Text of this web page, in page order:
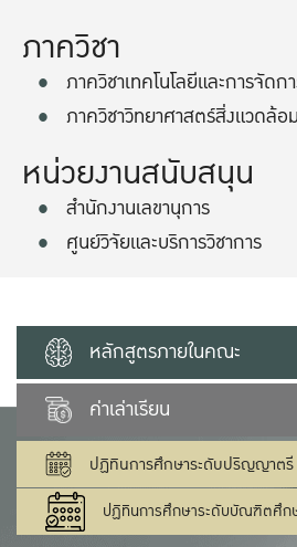
ภาควิชา
ภาควิชาเทคโนโลยีและการจัด
ภาควิชาวิทยาศาสตร์สิ่งแวดล้อม
หน่วยงานสนับสนุน
สำนักงานเลขานุการ
ศูนย์วิจัยและบริการวิชาการ
หลักสูตรภายในคณะ
ค่าเล่าเรียน
ปฏิทินการศึกษาระดับปริญญาตรี
ปฏิทินการศึกษาระดับบัณฑิตศึก